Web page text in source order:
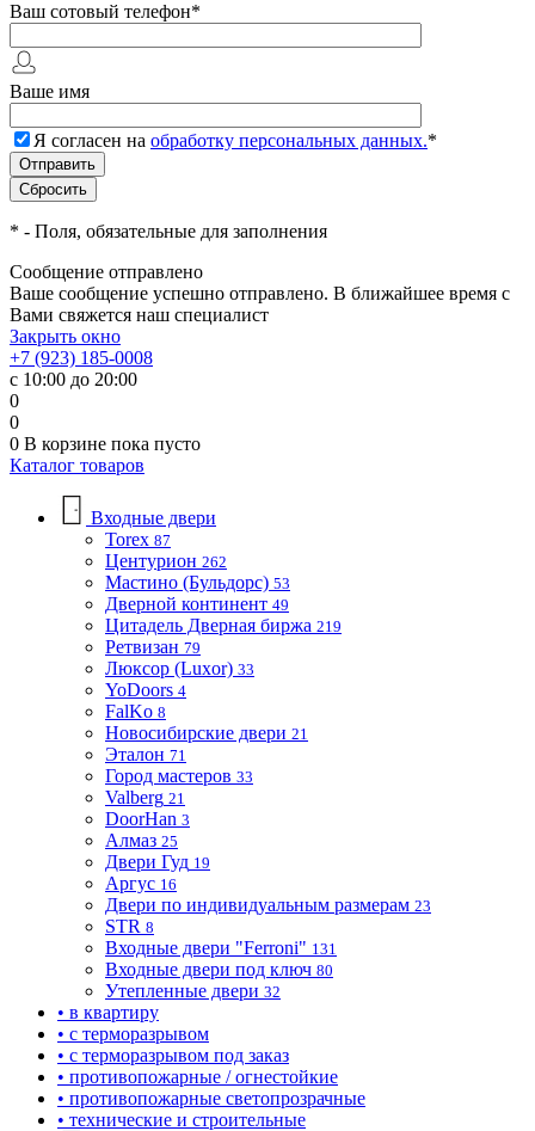
Ваш сотовый телефон*
Ваше имя
Я согласен на обработку персональных данных.*
* - Поля, обязательные для заполнения
Сообщение отправлено
Ваше сообщение успешно отправлено. В ближайшее время с
Вами свяжется наш специалист
Закрыть окно
+7 (923) 185-0008
с 10:00 до 20:00
0
0
0 В корзине пока пусто
Каталог товаров
Входные двери
Torex 87
Центурион 262
Мастино (Бульдорс) 53
Дверной континент 49
Цитадель Дверная биржа 219
Ретвизан 79
Люксор (Luxor) 33
YoDoors 4
FalKo 8
Новосибирские двери 21
Эталон 71
Город мастеров 33
Valberg 21
DoorHan 3
Алмаз 25
Двери Гуд 19
Аргус 16
Двери по индивидуальным размерам 23
STR 8
Входные двери "Ferroni" 131
Входные двери под ключ 80
Утепленные двери 32
• в квартиру
• с терморазрывом
• с терморазрывом под заказ
• противопожарные / огнестойкие
• противопожарные светопрозрачные
• технические и строительные